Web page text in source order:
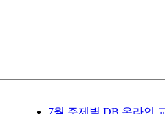
7월 주제별 DB 온라인